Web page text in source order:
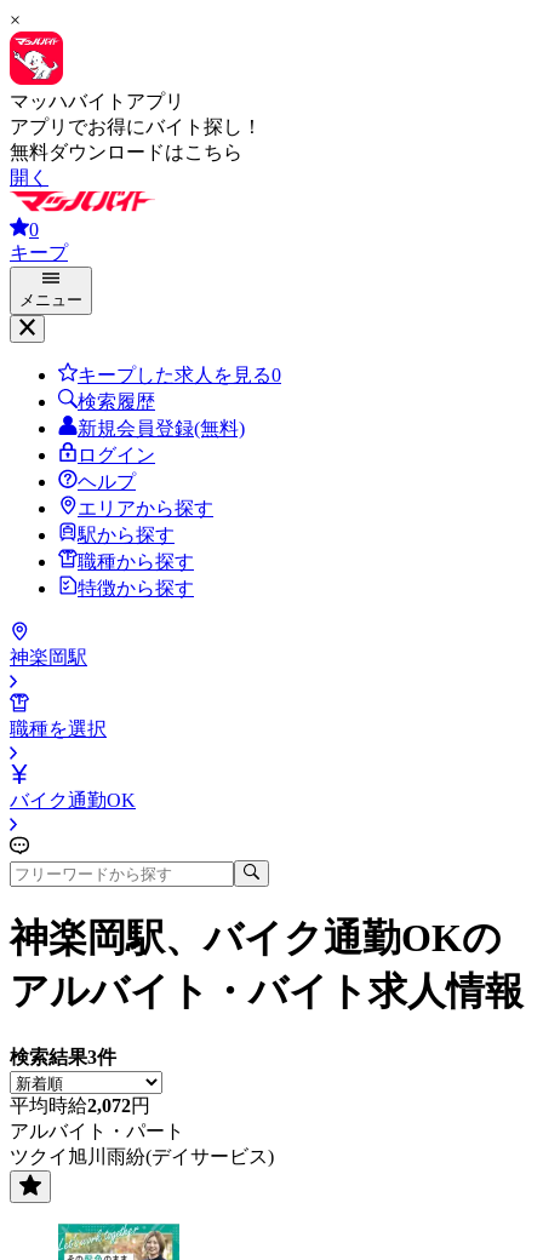
×
マッハバイトアプリ
アプリでお得にバイト探し！
無料ダウンロードはこちら
開く
0
キープ
メニュー
キープした求人を見る0
検索履歴
新規会員登録(無料)
ログイン
ヘルプ
エリアから探す
駅から探す
職種から探す
特徴から探す
神楽岡駅
職種を選択
バイク通勤OK
神楽岡駅、バイク通勤OKの
アルバイト・バイト求人情報
検索結果3件
平均時給2,072円
アルバイト・パート
ツクイ旭川雨紛(デイサービス)